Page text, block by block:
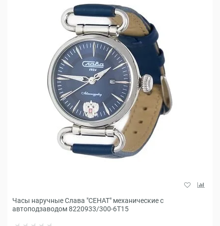
Часы наручные Слава "СЕНАТ" механические с
автоподзаводом 8220933/300-6T15